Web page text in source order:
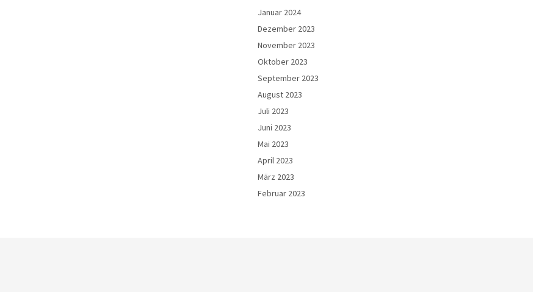
Januar 2024
Dezember 2023
November 2023
Oktober 2023
September 2023
August 2023
Juli 2023
Juni 2023
Mai 2023
April 2023
März 2023
Februar 2023